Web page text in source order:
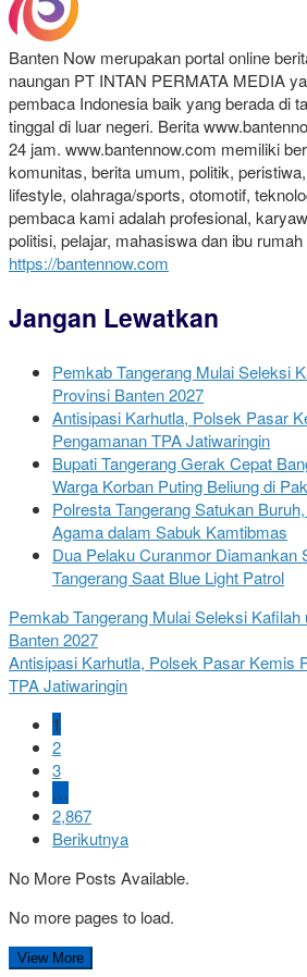
Banten Now merupakan portal online
naungan PT INTAN PERMATA MEDIA
pembaca Indonesia baik yang berada di
tinggal di luar negeri. Berita
24 jam. www.bantennow.com memiliki
komunitas, berita umum, politik,
lifestyle, olahraga/sports, otomotif,
pembaca kami adalah profesional,
politisi, pelajar, mahasiswa dan ibu rumah
https://bantennow.com
Jangan Lewatkan
Pemkab Tangerang Mulai Seleksi
Provinsi Banten 2027
Antisipasi Karhutla, Polsek Pasar
Pengamanan TPA Jatiwaringin
Bupati Tangerang Gerak Cepat
Warga Korban Puting Beliung di
Polresta Tangerang Satukan
Agama dalam Sabuk Kamtibmas
Dua Pelaku Curanmor Diamankan
Tangerang Saat Blue Light Patrol
Pemkab Tangerang Mulai Seleksi
Banten 2027
Antisipasi Karhutla, Polsek Pasar Kemis
TPA Jatiwaringin
1
2
3
…
2,867
Berikutnya
No More Posts Available.
No more pages to load.
View More